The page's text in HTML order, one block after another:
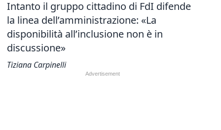
Intanto il gruppo cittadino di FdI difende
la linea dell’amministrazione: «La
disponibilità all’inclusione non è in
discussione»
Tiziana Carpinelli